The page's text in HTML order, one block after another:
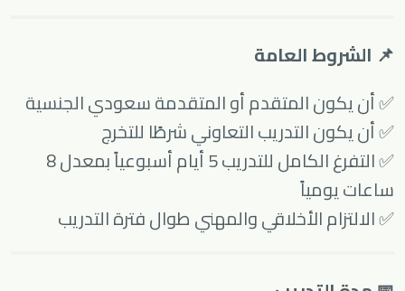
📌 الشروط العامة
✅ أن يكون المتقدم أو المتقدمة سعودي الجنسية
✅ أن يكون التدريب التعاوني شرطًا للتخرج
✅ التفرغ الكامل للتدريب 5 أيام أسبوعياً بمعدل 8
ساعات يومياً
✅ الالتزام الأخلاقي والمهني طوال فترة التدريب